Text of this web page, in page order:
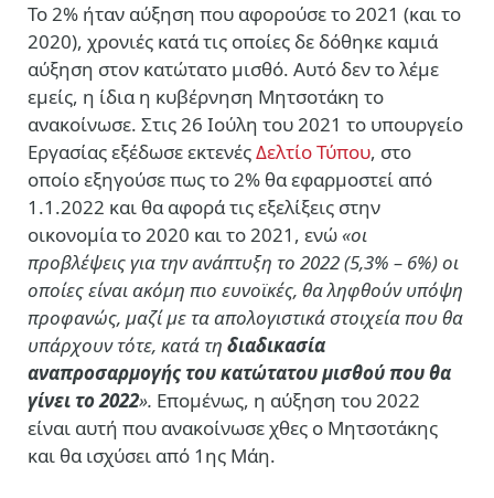
Το 2% ήταν αύξηση που αφορούσε το 2021 (και το
2020), χρονιές κατά τις οποίες δε δόθηκε καμιά
αύξηση στον κατώτατο μισθό. Αυτό δεν το λέμε
εμείς, η ίδια η κυβέρνηση Μητσοτάκη το
ανακοίνωσε. Στις 26 Ιούλη του 2021 το υπουργείο
Εργασίας εξέδωσε εκτενέςΔελτίο Τύπου, στο
οποίο εξηγούσε πως το 2% θα εφαρμοστεί από
1.1.2022 και θα αφορά τις εξελίξεις στην
οικονομία το 2020 και το 2021, ενώ«οι
προβλέψεις για την ανάπτυξη το 2022 (5,3% – 6%) οι
οποίες είναι ακόμη πιο ευνοϊκές, θα ληφθούν υπόψη
προφανώς, μαζί με τα απολογιστικά στοιχεία που θα
υπάρχουν τότε, κατά τη διαδικασία
αναπροσαρμογής του κατώτατου μισθού που θα
γίνει το 2022». Επομένως, η αύξηση του 2022
είναι αυτή που ανακοίνωσε χθες ο Μητσοτάκης
και θα ισχύσει από 1ης Μάη.